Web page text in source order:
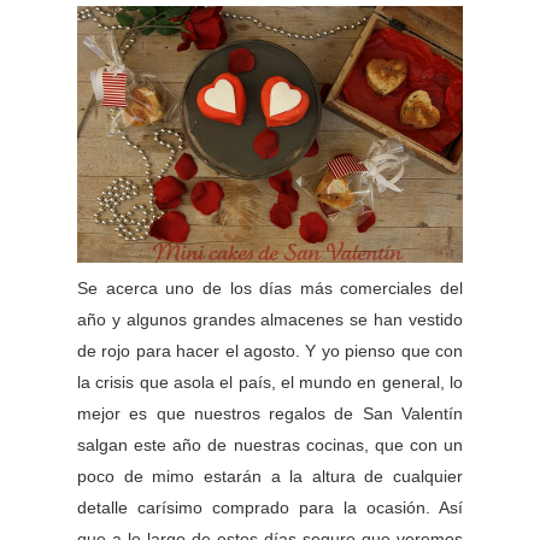
Se acerca uno de los días más comerciales del
año y algunos grandes almacenes se han vestido
de rojo para hacer el agosto. Y yo pienso que con
la crisis que asola el país, el mundo en general, lo
mejor es que nuestros regalos de San Valentín
salgan este año de nuestras cocinas, que con un
poco de mimo estarán a la altura de cualquier
detalle carísimo comprado para la ocasión. Así